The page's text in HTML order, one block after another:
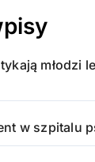
młodzi
w szpitalu